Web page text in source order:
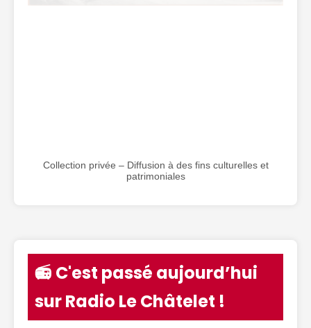
Collection privée – Diffusion à des fins culturelles et
patrimoniales
📻 C'est passé aujourd’hui
sur Radio Le Châtelet !